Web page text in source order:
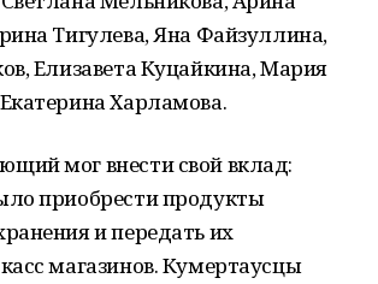
Тигулева, Яна Файзуллина,
Елизавета Куцайкина, Мария
Харламова.
мог внести свой вклад:
приобрести продукты
и передать их
магазинов. Кумертаусцы